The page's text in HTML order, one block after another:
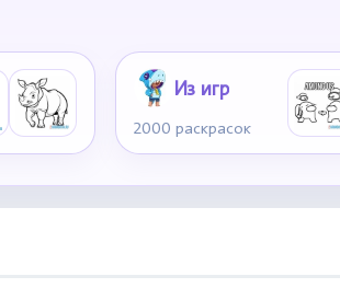
Из игр
2000 раскрасок